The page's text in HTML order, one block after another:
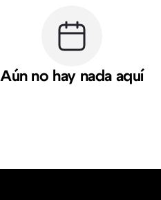
Aún no hay nada aquí